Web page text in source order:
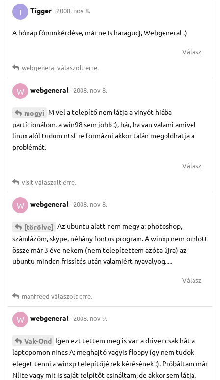
T Tigger 2008. nov 8.
A hónap fórumkérdése, már ne is haragudj, Webgeneral :)
Válasz
webgeneral válaszolt erre.
W webgeneral 2008. nov 8.
mogyi Mivel a telepítő nem látja a vinyót hiába
partícionálom. a win98 sem jobb :), bár, ha van valami amivel
linux alól tudom ntsf-re formázni akkor talán megoldhatja a
problémát.
Válasz
visitválaszolt erre.
W webgeneral 2008. nov 8.
[törölve] Az ubuntu alatt nem megy a: photoshop,
számlázóm, skype, néhány fontos program. A winxp nem omlott
össze már 3 éve nekem (nem telepítettem azóta újra) az
ubuntu minden frissítés után valamiért nyavalyog.....
Válasz
manfreed válaszolt erre.
W webgeneral 2008. nov 9.
Vak-Ond Igen ezt tettem meg is van a driver csak hát a
laptopomon nincs A: meghajtó vagyis floppy így nem tudok
eleget tenni a winxp telepítőjének kérésének :). Próbáltam már
Nlite vagy mit is saját telpítőt csináltam, de akkor sem látja.